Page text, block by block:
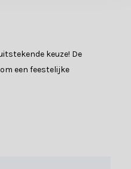
keuze! De
een feestelijke